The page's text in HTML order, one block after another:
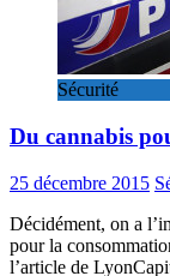
Sécurité
Du cannabis
25 décembre 2015
Décidément, on a
pour la
l’article de